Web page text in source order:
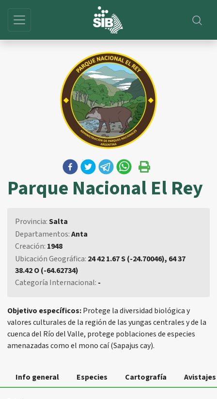
Parque Nacional El Rey
Provincia:Salta
Departamentos:Anta
Creación: 1948
Ubicación Geográfica: 24 42 1.67 S (-24.70046), 64 37
38.42 O (-64.62734)
Categoría Internacional: -
Objetivo específicos:Protege la diversidad biológica y
valores culturales de la región de las yungas centrales y de la
cuenca del Río del Valle, protege poblaciones de especies
amenazadas como el mono caí (Sapajus cay).
Info general Especies Cartografía Avistajes